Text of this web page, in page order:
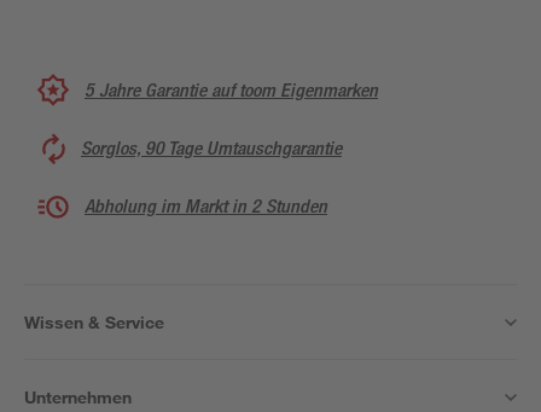
5 Jahre Garantie auf toom Eigenmarken
Sorglos, 90 Tage Umtauschgarantie
Abholung im Markt in 2 Stunden
Wissen & Service
Unternehmen